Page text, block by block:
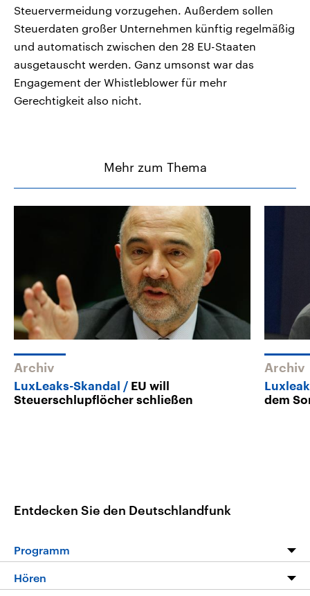
Steuervermeidung vorzugehen. Außerdem sollen
Steuerdaten großer Unternehmen künftig regelmäßig
und automatisch zwischen den 28 EU-Staaten
ausgetauscht werden. Ganz umsonst war das
Engagement der Whistleblower für mehr
Gerechtigkeit also nicht.
Mehr zum Thema
Archiv
LuxLeaks-Skandal
EU will
Steuerschlupflöcher schließen
Archiv
dem
Entdecken Sie den Deutschlandfunk
Programm
Programm
Hören